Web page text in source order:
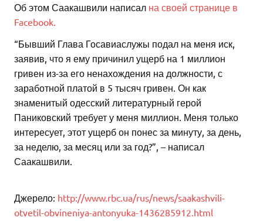
Об этом Саакашвили написал на своей странице в
Facebook.
“Бывший Глава Госавиаслужы подал на меня иск,
заявив, что я ему причинил ущерб на 1 миллион
гривен из-за его ненахождения на должности, с
заработной платой в 5 тысяч гривен. Он как
знаменитый одесский литературный герой
Паниковский требует у меня миллион. Меня только
интересует, этот ущерб он понес за минуту, за день,
за неделю, за месяц или за год?”, – написал
Саакашвили.
Джерело: http://www.rbc.ua/rus/news/saakashvili-
otvetil-obvineniya-antonyuka-1436285912.html